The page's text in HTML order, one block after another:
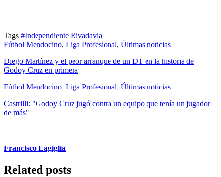
Tags #Independiente Rivadavia
Fútbol Mendocino, Liga Profesional, Últimas noticias
Diego Martínez y el peor arranque de un DT en la historia de
Godoy Cruz en primera
Fútbol Mendocino, Liga Profesional, Últimas noticias
Castrilli: "Godoy Cruz jugó contra un equipo que tenía un jugador
de más"
Francisco Lagiglia
Related posts